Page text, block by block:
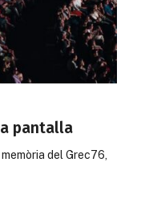
pantalla
del Grec76,